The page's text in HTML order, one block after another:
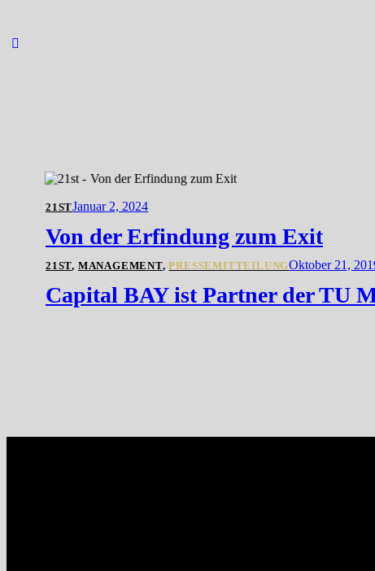
21STJanuar 2, 2024
Von der Erfindung zum Exit
21ST, MANAGEMENT,PRESSEMITTEILUNGOktober 21,
Capital BAY ist Partner der TU